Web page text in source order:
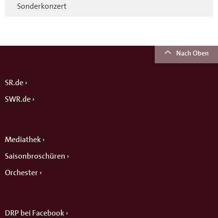
Sonderkonzert
Nach Oben
SR.de
SWR.de
Mediathek
Saisonbroschüren
Orchester
DRP bei Facebook